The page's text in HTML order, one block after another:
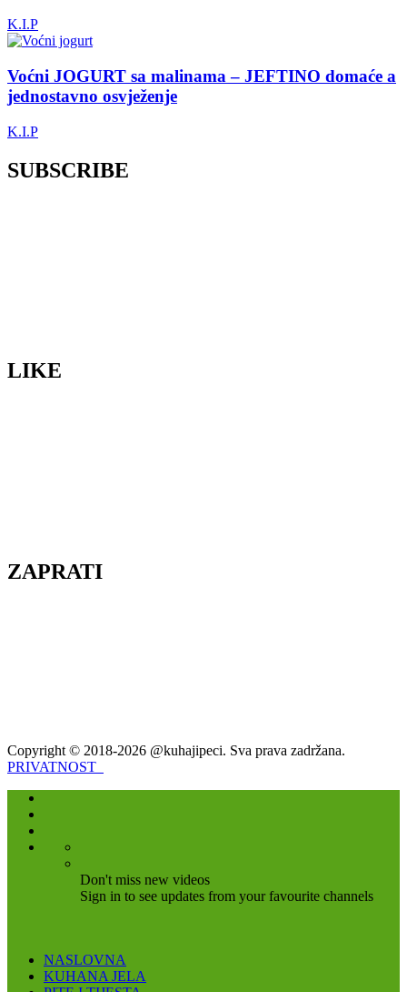
K.I.P
Voćni JOGURT sa malinama – JEFTINO domaće a
jednostavno osvježenje
K.I.P
SUBSCRIBE
LIKE
ZAPRATI
Copyright © 2018-2026 @kuhajipeci. Sva prava zadržana.
PRIVATNOST
Don't miss new videos
Sign in to see updates from your favourite channels
NASLOVNA
KUHANA JELA